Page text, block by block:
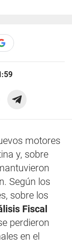
motores
y, sobre
Según los
sobre los
Fiscal
perdieron
en el